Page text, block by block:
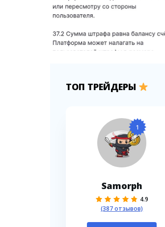
ТОП ТРЕЙДЕРЫ
1
Samorph
4.9
(387 отзывов)